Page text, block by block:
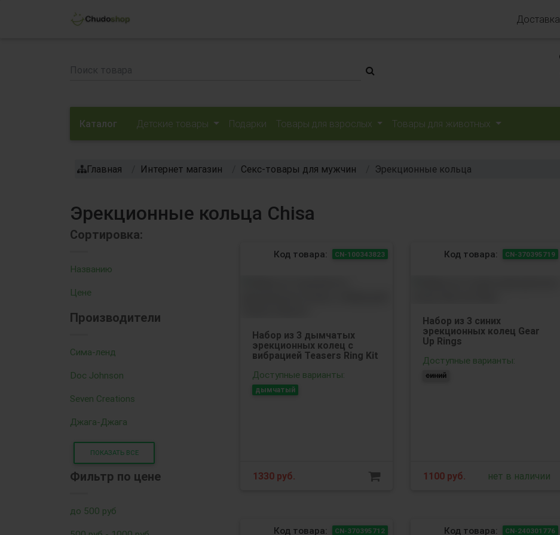
Доставка
Каталог Детские товары Подарки Товары для взрослых Товары для животных
Главная Интернет магазин Секс-товары для мужчин Эрекционные кольца
Эрекционные кольца Chisa
Сортировка:
Названию
Цене
Производители
Сима-ленд
Doc Johnson
Seven Creations
Джага-Джага
ПОКАЗАТЬ ВСЕ
Фильтр по цене
до 500 руб
Код товара: CN-100343823
Набор из 3 дымчатых
эрекционных колец с
вибрацией Teasers Ring Kit
Доступные варианты:
дымчатый
1330 руб.
Код товара: CN-370395719
Набор из 3 синих
эрекционных колец Gear
Up Rings
Доступные варианты:
синий
1100руб. нет в наличии
Код товара: CN-370395712 Код товара: CN-240301776